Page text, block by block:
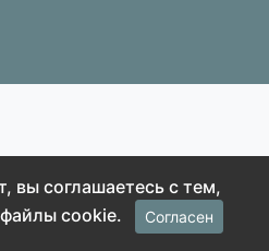
вы соглашаетесь с тем,
cookie.
Согласен